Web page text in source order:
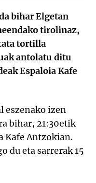
bihar Elgetan
tirolinaz,
tortilla
antolatu ditu
Espaloia Kafe
eszenako izen
bihar, 21:30etik
Kafe Antzokian.
du eta sarrerak 15